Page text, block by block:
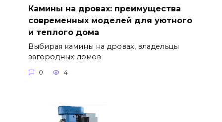
Камины на дровах: преимущества
современных моделей для уютного
и теплого дома
Выбирая камины на дровах, владельцы
загородных домов
0 4